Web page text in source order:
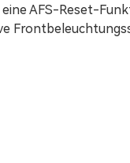
AFS-Reset-